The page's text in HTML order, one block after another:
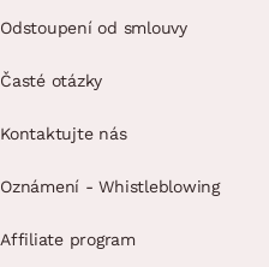
Odstoupení od smlouvy
Časté otázky
Kontaktujte nás
Oznámení - Whistleblowing
Affiliate program